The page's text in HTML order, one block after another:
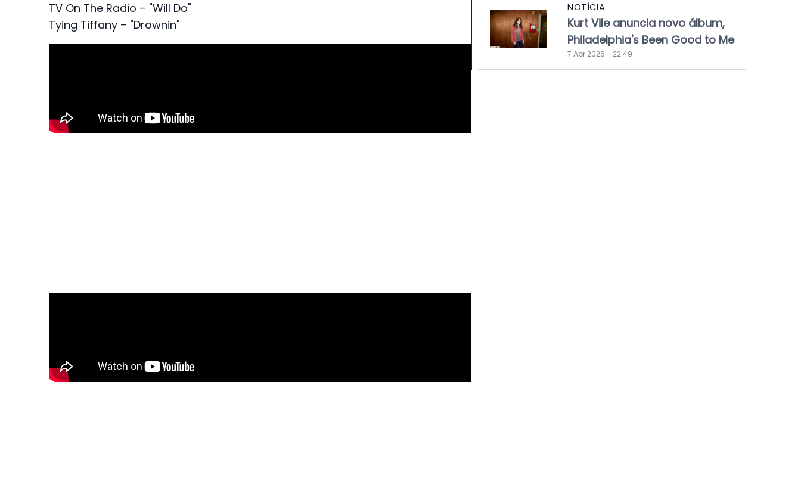
TV On The Radio – "Will Do"
Tying Tiffany – "Drownin"
NOTÍCIA
Kurt Vile anuncia novo álbum,
Philadelphia's Been Good to Me
7 Abr 2026 - 22:49